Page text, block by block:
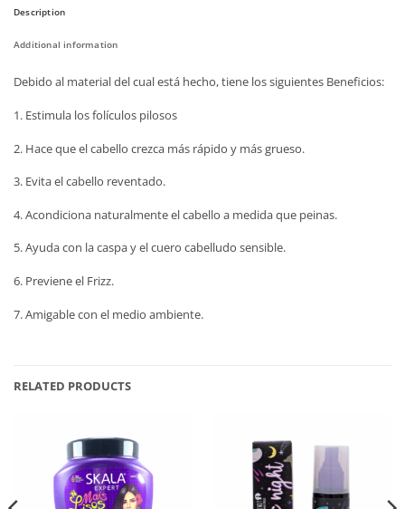
Description
Additional information
Debido al material del cual está hecho, tiene los siguientes Beneficios:
1. Estimula los folículos pilosos
2. Hace que el cabello crezca más rápido y más grueso.
3. Evita el cabello reventado.
4. Acondiciona naturalmente el cabello a medida que peinas.
5. Ayuda con la caspa y el cuero cabelludo sensible.
6. Previene el Frizz.
7. Amigable con el medio ambiente.
RELATED PRODUCTS